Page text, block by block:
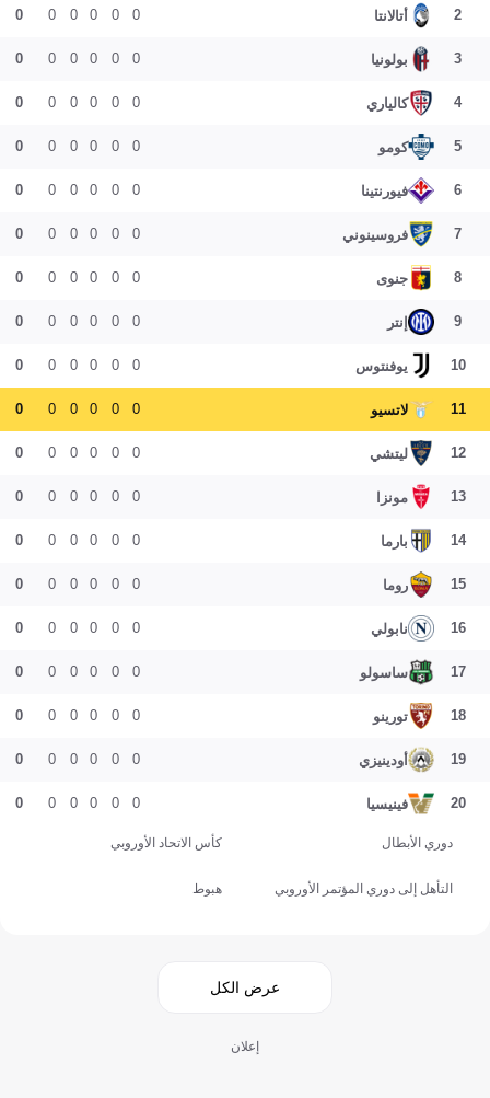
2 أتالانتا 0
0
0
0
0
0
3 بولونيا 0
0
0
0
0
0
4 كالياري 0
0
0
0
0
0
5 كومو 0
0
0
0
0
0
6 فيورنتينا 0
0
0
0
0
0
7 فروسينوني 0
0
0
0
0
0
8 جنوى 0
0
0
0
0
0
9 إنتر 0
0
0
0
0
0
10 يوفنتوس 0
0
0
0
0
0
11 لاتسيو 0
0
0
0
0
0
12 ليتشي 0
0
0
0
0
0
13 مونزا 0
0
0
0
0
0
14 بارما 0
0
0
0
0
0
15 روما 0
0
0
0
0
0
16 نابولي 0
0
0
0
0
0
17 ساسولو 0
0
0
0
0
0
18 تورينو 0
0
0
0
0
0
19 أودينيزي 0
0
0
0
0
0
20 فينيسيا 0
0
0
0
0
0
دوري الأبطال كأس الاتحاد الأوروبي
التأهل إلى دوري المؤتمر الأوروبي هبوط
عرض الكل
إعلان